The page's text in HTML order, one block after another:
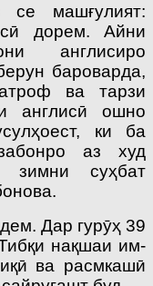
машғулият:
дорем. Айни
англисиро
бароварда,
ва тарзи
англисӣ ошно
ки ба
аз худ
суҳбат
Дар гурӯҳ 39
нақшаи им­
ва расмкашӣ